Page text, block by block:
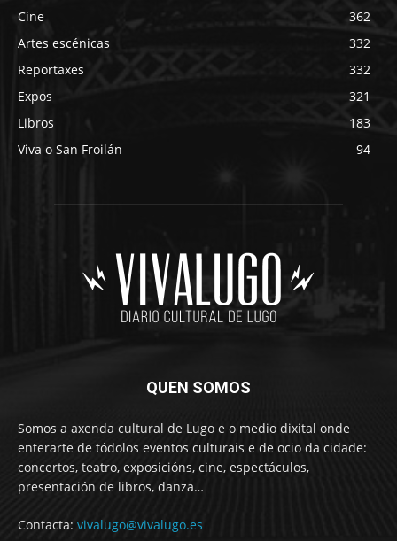
Cine
362
Artes escénicas
332
Reportaxes
332
Expos
321
Libros
183
Viva o San Froilán
94
QUEN SOMOS
Somos a axenda cultural de Lugo e o medio dixital onde
enterarte de tódolos eventos culturais e de ocio da cidade:
concertos, teatro, exposicións, cine, espectáculos,
presentación de libros, danza…
Contacta: vivalugo@vivalugo.es